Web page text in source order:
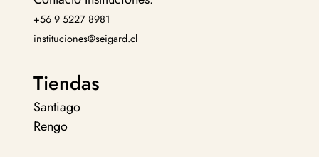
+56 9 5227 8981
instituciones@seigard.cl
Tiendas
Santiago
Rengo